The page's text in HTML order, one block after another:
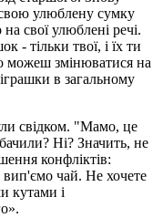
свою улюблену сумку
свої улюблені речі.
- тільки твої, і їх ти
можеш змінюватися на
в загальному
свідком. "Мамо, це
Ні? Значить, не
конфліктів:
вип'ємо чай. Не хочете
кутами і